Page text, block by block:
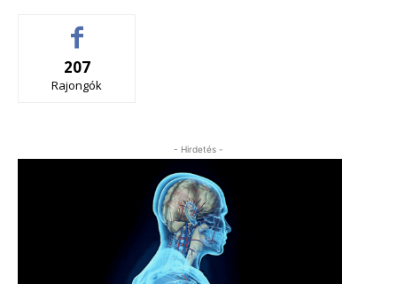
207
Rajongók
- Hirdetés -